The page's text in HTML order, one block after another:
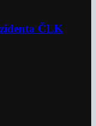
ČLK